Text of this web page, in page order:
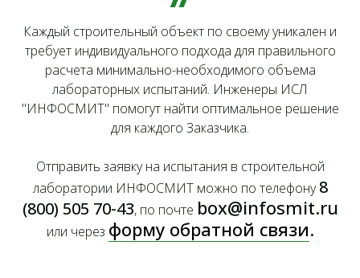
Каждый строительный объект по своему уникален и
требует индивидуального подхода для правильного
расчета минимально-необходимого объема
лабораторных испытаний. Инженеры ИСЛ
"ИНФОСМИТ" помогут найти оптимальное решение
для каждого Заказчика.
Отправить заявку на испытания в строительной
лаборатории ИНФОСМИТ можно по телефону8
(800) 505 70-43, по почте box@infosmit.ru
или через форму обратной связи.